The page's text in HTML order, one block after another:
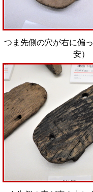
つま先側の穴が右に偏
安）